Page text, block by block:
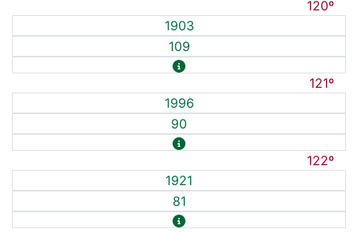
120º
1903
109
121º
1996
90
122º
1921
81